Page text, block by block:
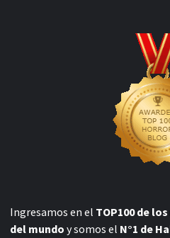
Ingresamos en el TOP100 de
del mundo y somos el N°1 de